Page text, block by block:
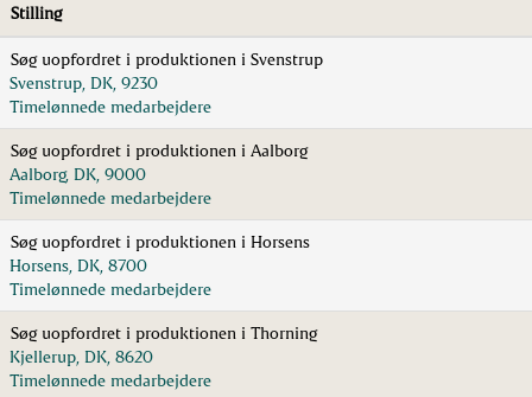
Stilling
Søg uopfordret i produktionen i Svenstrup
Svenstrup, DK, 9230
Timelønnede medarbejdere
Søg uopfordret i produktionen i Aalborg
Aalborg, DK, 9000
Timelønnede medarbejdere
Søg uopfordret i produktionen i Horsens
Horsens, DK, 8700
Timelønnede medarbejdere
Søg uopfordret i produktionen i Thorning
Kjellerup, DK, 8620
Timelønnede medarbejdere